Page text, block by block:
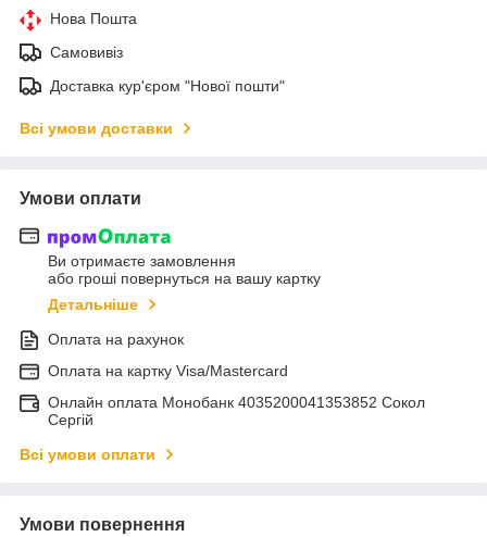
Нова Пошта
Самовивіз
Доставка кур'єром "Нової пошти"
Всі умови доставки
Умови оплати
Ви отримаєте замовлення
або гроші повернуться на вашу картку
Детальніше
Оплата на рахунок
Оплата на картку Visa/Mastercard
Онлайн оплата Монобанк 4035200041353852 Сокол
Сергій
Всі умови оплати
Умови повернення